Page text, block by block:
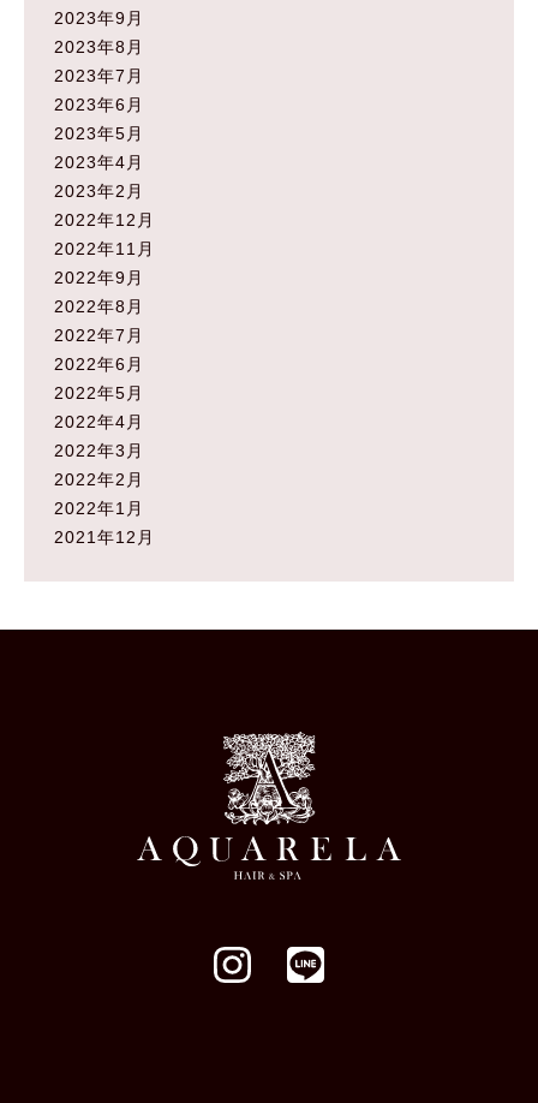
2023年9月
2023年8月
2023年7月
2023年6月
2023年5月
2023年4月
2023年2月
2022年12月
2022年11月
2022年9月
2022年8月
2022年7月
2022年6月
2022年5月
2022年4月
2022年3月
2022年2月
2022年1月
2021年12月